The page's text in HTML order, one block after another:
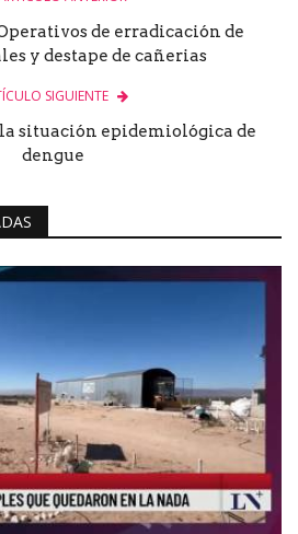
de erradicación de
y destape de cañerias
SIGUIENTE
situación epidemiológica de
dengue